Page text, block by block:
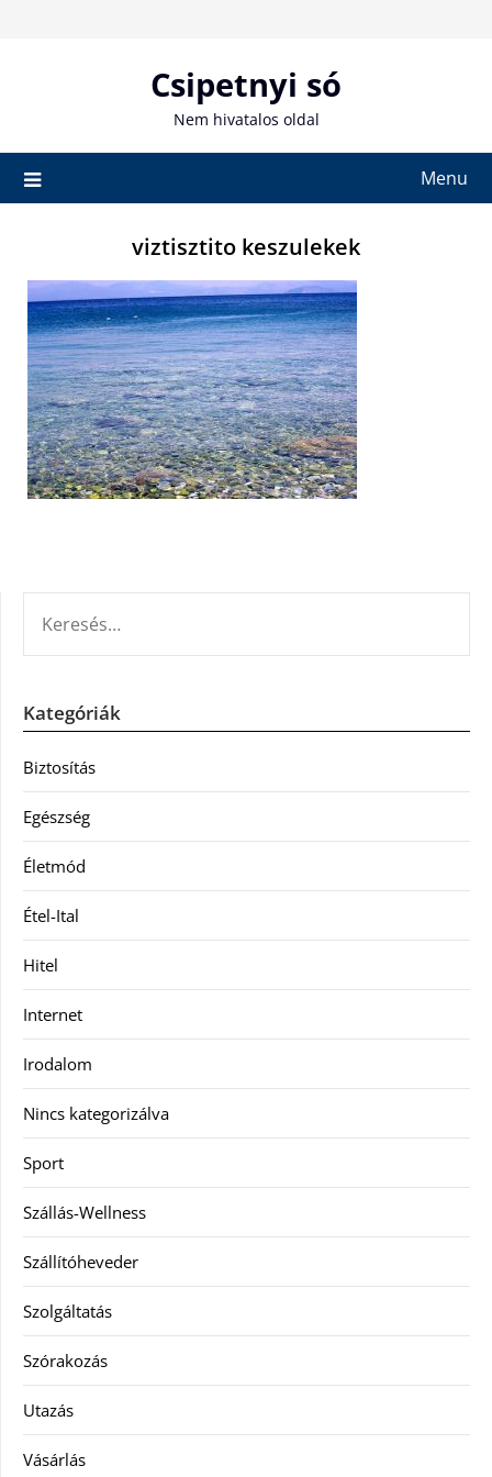
Csipetnyi só
Nem hivatalos oldal
Menu
viztisztito keszulekek
Kategóriák
Biztosítás
Egészség
Életmód
Étel-Ital
Hitel
Internet
Irodalom
Nincs kategorizálva
Sport
Szállás-Wellness
Szállítóheveder
Szolgáltatás
Szórakozás
Utazás
Vásárlás